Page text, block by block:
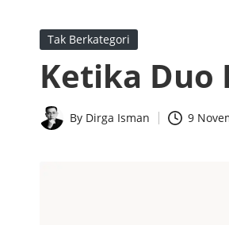
n
d
f
Posted
Tak Berkategori
Ketika Duo
Posted
By Dirga Isman 9